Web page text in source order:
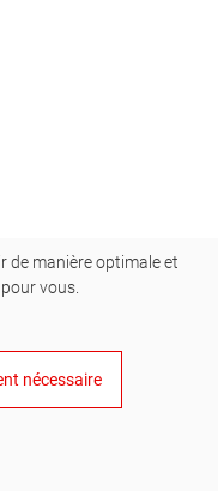
de manière optimale et
vous.
nécessaire